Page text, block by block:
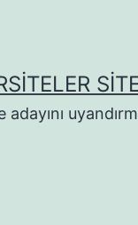
adayını